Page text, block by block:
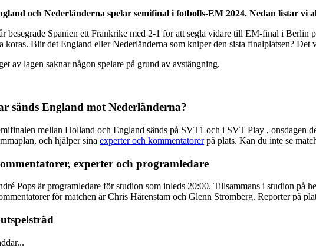
och Nederländerna spelar semifinal i fotbolls-EM 2024. Nedan listar vi
besegrade Spanien ett Frankrike med 2-1 för att segla vidare till EM-final i
koras. Blir det England eller Nederländerna som kniper den sista finalplatsen? Det
av lagen saknar någon spelare på grund av avstängning.
sänds England mot Nederländerna?
mellan Holland och England sänds på SVT1 och i SVT Play , onsdagen
och hjälper sinaexperter och kommentatorerpå plats. Kan du inte se
experter och programledare
Pops är programledare för studion som inleds 20:00. Tillsammans i studion på
för matchen är Chris Härenstam och Glenn Strömberg. Reporter på